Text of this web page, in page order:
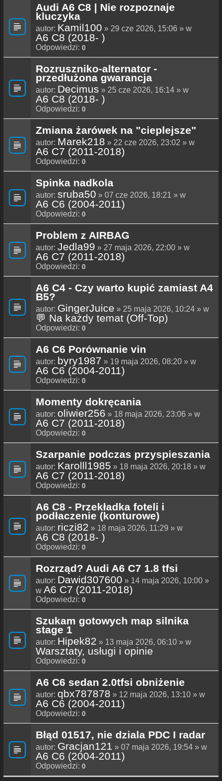
Audi A6 C8 | Nie rozpoznaje
kluczyka
autor: Kamil100 » 29 cze 2026, 15:06 » w
A6 C8 (2018- )
Odpowiedzi: 0
Rozruszniko-alternator -
przedłużona gwarancja
autor: Decimus » 25 cze 2026, 16:14 » w
A6 C8 (2018- )
Odpowiedzi: 0
Zmiana żarówek na "cieplejsze"
autor: Marek218 » 22 cze 2026, 23:02 » w
A6 C7 (2011-2018)
Odpowiedzi: 0
Spinka nadkola
autor: sruba50 » 07 cze 2026, 18:21 » w
A6 C6 (2004-2011)
Odpowiedzi: 0
Problem z AIRBAG
autor: Jedla99 » 27 maja 2026, 22:00 » w
A6 C7 (2011-2018)
Odpowiedzi: 0
A6 C4 - Czy warto kupić zamiast A4
B5?
autor: GingerJuice » 25 maja 2026, 10:24 » w
💬 Na każdy temat (Off-Top)
Odpowiedzi: 0
A6 C6 Porównanie vin
autor: byry1987 » 19 maja 2026, 08:20 » w
A6 C6 (2004-2011)
Odpowiedzi: 0
Momenty dokręcania
autor: oliwier256 » 18 maja 2026, 23:06 » w
A6 C7 (2011-2018)
Odpowiedzi: 0
Szarpanie podczas przyspieszania
autor: Karolll1985 » 18 maja 2026, 20:18 » w
A6 C7 (2011-2018)
Odpowiedzi: 0
A6 C8 - Przekładka foteli i
podłaczenie (konturowe)
autor: riczi82 » 18 maja 2026, 11:29 » w
A6 C8 (2018- )
Odpowiedzi: 0
Rozrząd? Audi A6 C7 1.8 tfsi
autor: Dawid307600 » 14 maja 2026, 10:00 »
w A6 C7 (2011-2018)
Odpowiedzi: 0
Szukam gotowych map silnika
stage 1
autor: Hipek82 » 13 maja 2026, 06:10 » w
Warsztaty, usługi i opinie
Odpowiedzi: 0
A6 C6 sedan 2.0tfsi obniżenie
autor: qbx787878 » 12 maja 2026, 13:10 » w
A6 C6 (2004-2011)
Odpowiedzi: 0
Błąd 01517, nie dziala PDC I radar
autor: Gracjan121 » 07 maja 2026, 19:54 » w
A6 C6 (2004-2011)
Odpowiedzi: 0